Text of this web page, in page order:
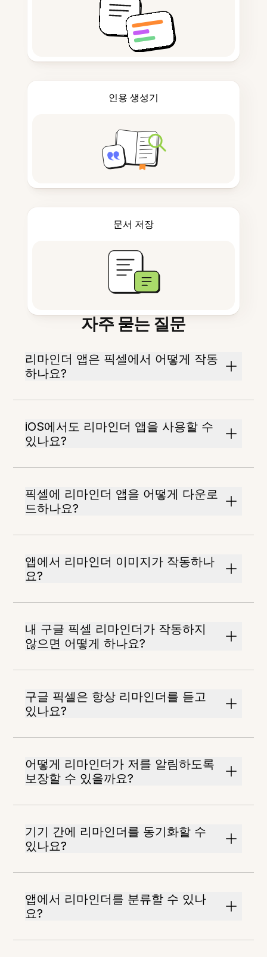
인용 생성기
문서 저장
자주 묻는 질문
리마인더 앱은 픽셀에서 어떻게 작동
하나요?
iOS에서도 리마인더 앱을 사용할 수
있나요?
픽셀에 리마인더 앱을 어떻게 다운로
드하나요?
앱에서 리마인더 이미지가 작동하나
요?
내 구글 픽셀 리마인더가 작동하지
않으면 어떻게 하나요?
구글 픽셀은 항상 리마인더를 듣고
있나요?
어떻게 리마인더가 저를 알림하도록
보장할 수 있을까요?
기기 간에 리마인더를 동기화할 수
있나요?
앱에서 리마인더를 분류할 수 있나
요?